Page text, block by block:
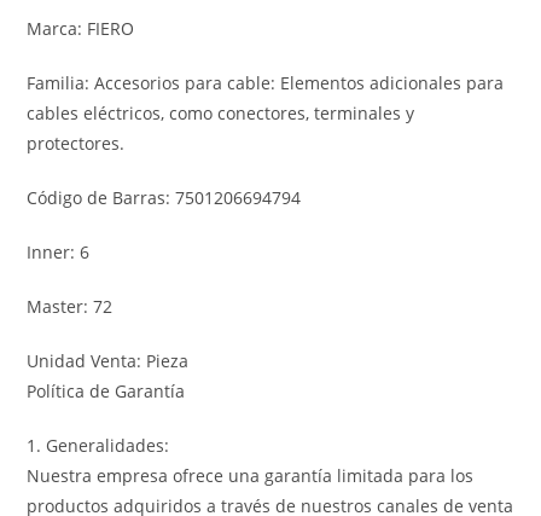
Marca: FIERO
Familia: Accesorios para cable: Elementos adicionales para
cables eléctricos, como conectores, terminales y
protectores.
Código de Barras: 7501206694794
Inner: 6
Master: 72
Unidad Venta: Pieza
Política de Garantía
1. Generalidades:
Nuestra empresa ofrece una garantía limitada para los
productos adquiridos a través de nuestros canales de venta